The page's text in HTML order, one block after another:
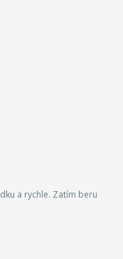
a rychle. Zatím beru